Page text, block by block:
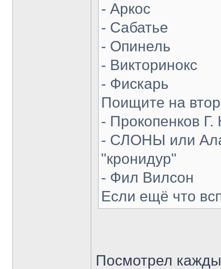
- Аркос
- Сабатье
- Опинель
- Викторинокс
- Фискарь
Поищите на
- Прокопенков Г.
- СЛОНЫ или
"кронидур"
- Фил Вилсон
Если ещё что
Посмотрел